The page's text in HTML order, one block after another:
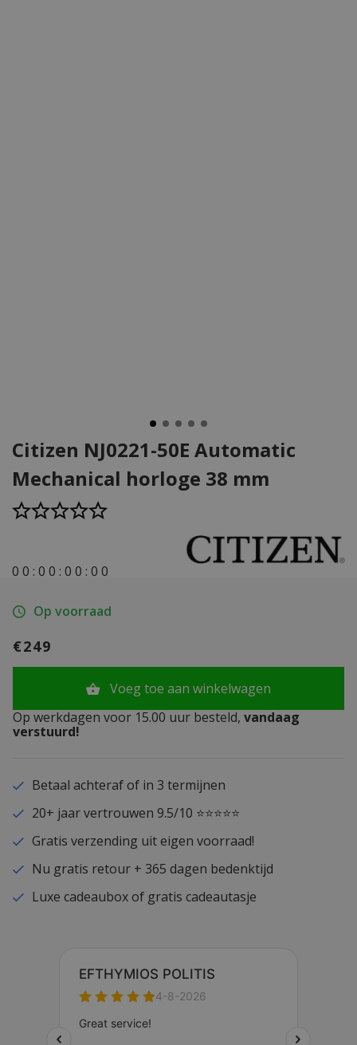
Citizen NJ0221-50E Automatic
Mechanical horloge 38 mm
0 0 : 0 0 : 0 0 : 0 0
Op voorraad
€249
Voeg toe aan winkelwagen
Op werkdagen voor 15.00 uur besteld, vandaag
verstuurd!
Betaal achteraf of in 3 termijnen
20+ jaar vertrouwen 9.5/10 ⭐⭐⭐⭐⭐
Gratis verzending uit eigen voorraad!
Nu gratis retour + 365 dagen bedenktijd
Luxe cadeaubox of gratis cadeautasje